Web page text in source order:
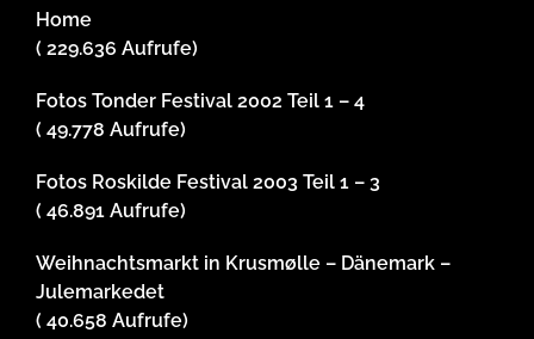
Home
( 229.636 Aufrufe)
Fotos Tonder Festival 2002 Teil 1 – 4
( 49.778 Aufrufe)
Fotos Roskilde Festival 2003 Teil 1 – 3
( 46.891 Aufrufe)
Weihnachtsmarkt in Krusmølle – Dänemark –
Julemarkedet
( 40.658 Aufrufe)